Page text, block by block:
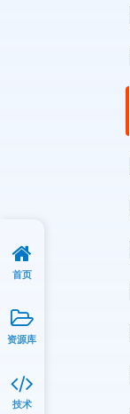
首页
资源库
技术